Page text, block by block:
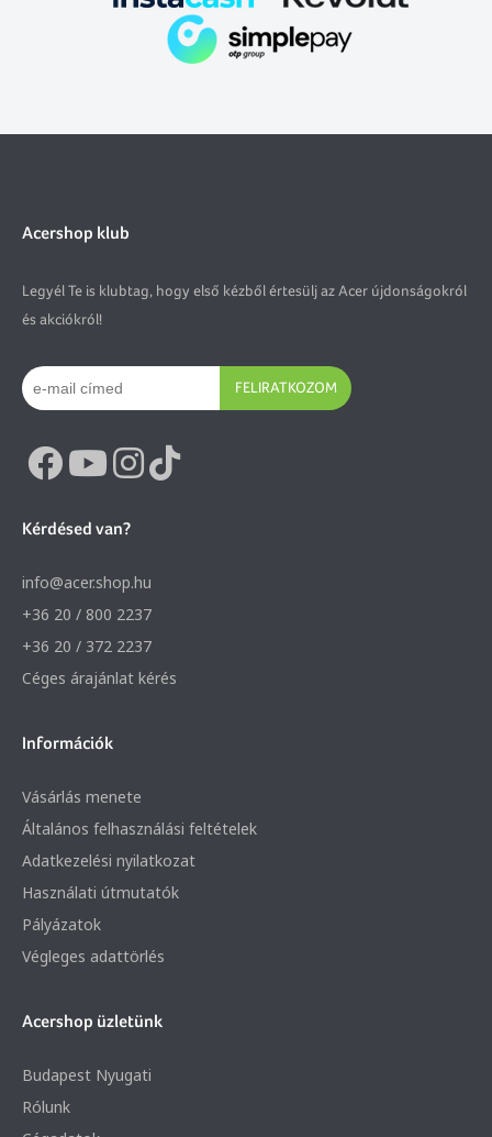
Acershop klub
Legyél Te is klubtag, hogy első kézből értesülj az Acer újdonságokról
és akciókról!
FELIRATKOZOM
Kérdésed van?
info@acer.shop.hu
+36 20 / 800 2237
+36 20 / 372 2237
Céges árajánlat kérés
Információk
Vásárlás menete
Általános felhasználási feltételek
Adatkezelési nyilatkozat
Használati útmutatók
Pályázatok
Végleges adattörlés
Acershop üzletünk
Budapest Nyugati
Rólunk